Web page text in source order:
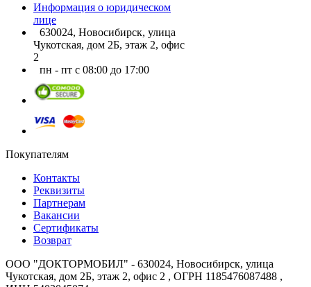
Информация о юридическом
лице
630024, Новосибирск, улица
Чукотская, дом 2Б, этаж 2, офис
2
пн - пт с 08:00 до 17:00
Покупателям
Контакты
Реквизиты
Партнерам
Вакансии
Сертификаты
Возврат
ООО "ДОКТОРМОБИЛ" - 630024, Новосибирск, улица
Чукотская, дом 2Б, этаж 2, офис 2 , ОГРН 1185476087488 ,